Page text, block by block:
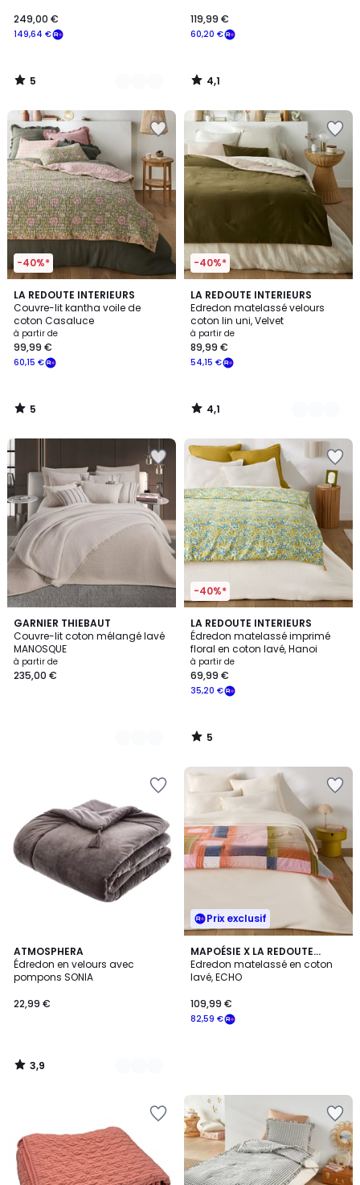
149,64 €
249,00 €
5
/
60,20 €
119,99 €
4,1
/
-40%*
LA REDOUTE INTERIEURS
Couvre-lit kantha voile de
coton Casaluce
à partir de
60,15 €
99,99 €
5
/
5
5
/
-40%*
LA REDOUTE INTERIEURS
Edredon matelassé velours
coton lin uni, Velvet
à partir de
54,15 €
89,99 €
4,1
/ 5
8
Couleurs
4,1
/
GARNIER THIEBAUT
Couvre-lit coton mélangé lavé
MANOSQUE
à partir de
235,00 €
2
Couleurs
-40%*
LA REDOUTE INTERIEURS
Édredon matelassé imprimé
floral en coton lavé, Hanoi
à partir de
35,20 €
69,99 €
5
/
5
5
/
ATMOSPHERA
Édredon en velours avec
pompons SONIA
22,99 €
3,9
/ 5
4
Couleurs
3,9
/
Prix exclusif
MAPOÉSIE X LA REDOUTE
INTÉRIEURS
Edredon matelassé en coton
lavé, ECHO
82,59 €
109,99 €